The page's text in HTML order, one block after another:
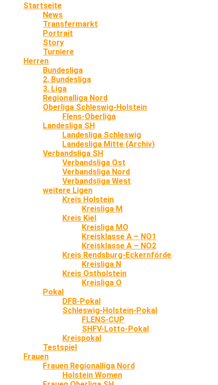
Startseite
News
Transfermarkt
Portrait
Story
Turniere
Herren
Bundesliga
2. Bundesliga
3. Liga
Regionalliga Nord
Oberliga Schleswig-Holstein
Flens-Oberliga
Landesliga SH
Landesliga Schleswig
Landesliga Mitte (Archiv)
Verbandsliga SH
Verbandsliga Ost
Verbandsliga Nord
Verbandsliga West
weitere Ligen
Kreis Holstein
Kreisliga M
Kreis Kiel
Kreisliga MO
Kreisklasse A – NO1
Kreisklasse A – NO2
Kreis Rendsburg-Eckernförde
Kreisliga N
Kreis Ostholstein
Kreisliga O
Pokal
DFB-Pokal
Schleswig-Holstein-Pokal
FLENS-CUP
SHFV-Lotto-Pokal
Kreispokal
Testspiel
Frauen
Frauen Regionalliga Nord
Holstein Women